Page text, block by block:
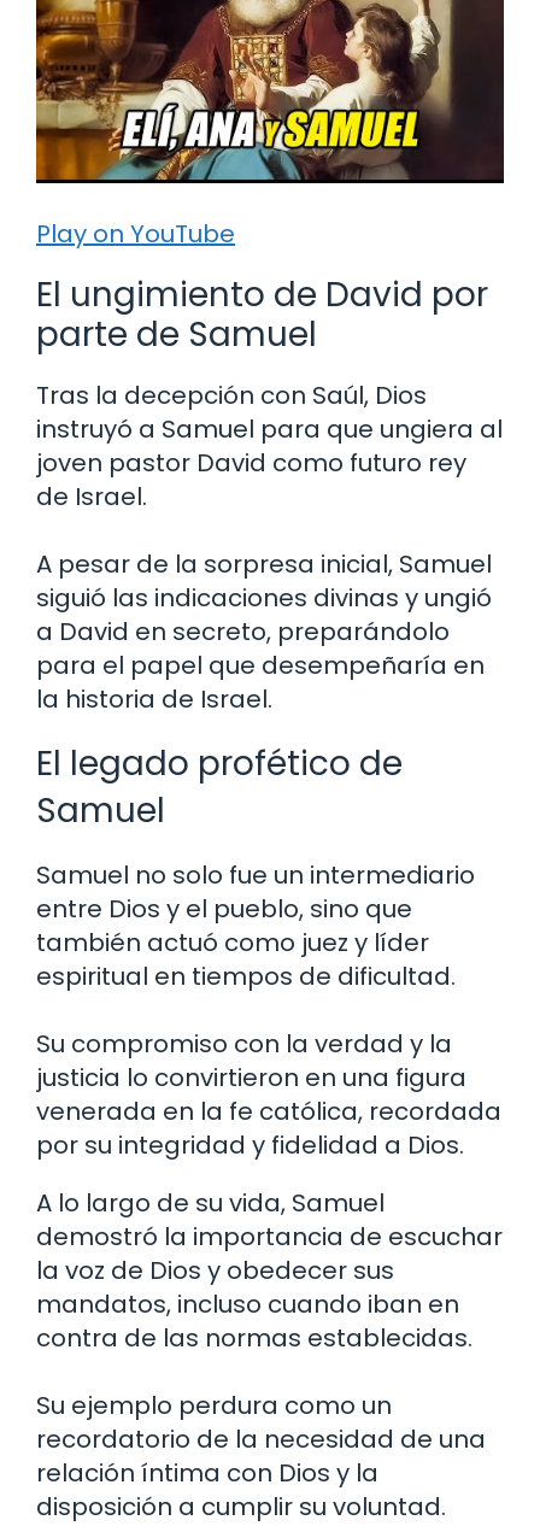
Play on YouTube
El ungimiento de David por
parte de Samuel
Tras la decepción con Saúl, Dios
instruyó a Samuel para que ungiera al
joven pastor David como futuro rey
de Israel.
A pesar de la sorpresa inicial, Samuel
siguió las indicaciones divinas y ungió
a David en secreto, preparándolo
para el papel que desempeñaría en
la historia de Israel.
El legado profético de
Samuel
Samuel no solo fue un intermediario
entre Dios y el pueblo, sino que
también actuó como juez y líder
espiritual en tiempos de dificultad.
Su compromiso con la verdad y la
justicia lo convirtieron en una figura
venerada en la fe católica, recordada
por su integridad y fidelidad a Dios.
A lo largo de su vida, Samuel
demostró la importancia de escuchar
la voz de Dios y obedecer sus
mandatos, incluso cuando iban en
contra de las normas establecidas.
Su ejemplo perdura como un
recordatorio de la necesidad de una
relación íntima con Dios y la
disposición a cumplir su voluntad.